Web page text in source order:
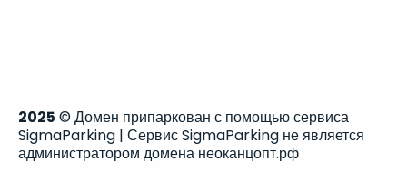
2025 © Домен припаркован с помощью сервиса
SigmaParking | Сервис SigmaParking не является
администратором домена неоканцопт.рф